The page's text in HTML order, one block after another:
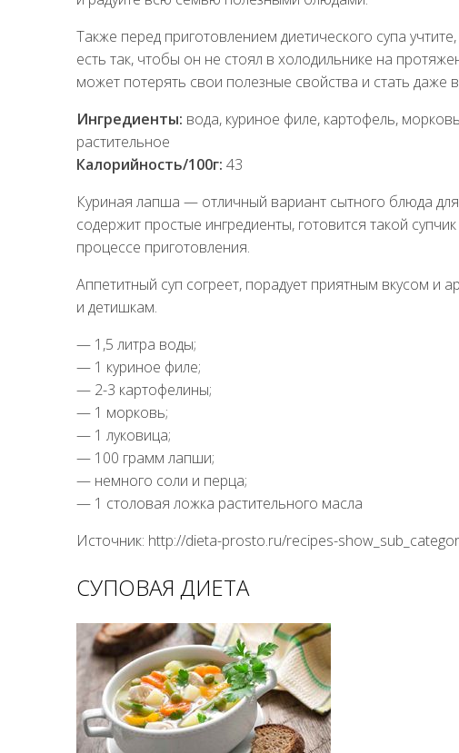
Также перед приготовлением диетического супа
есть так, чтобы он не стоял в холодильнике на
может потерять свои полезные свойства и стать даже
Ингредиенты: вода, куриное филе, картофель,
растительное
Калорийность/100г: 43
Куриная лапша — отличный вариант сытного блюда
содержит простые ингредиенты, готовится такой
процессе приготовления.
Аппетитный суп согреет, порадует приятным вкусом и
и детишкам.
— 1,5 литра воды;
— 1 куриное филе;
— 2-3 картофелины;
— 1 морковь;
— 1 луковица;
— 100 грамм лапши;
— немного соли и перца;
— 1 столовая ложка растительного масла
Источник: http://dieta-prosto.ru/recipes-
СУПОВАЯ ДИЕТА